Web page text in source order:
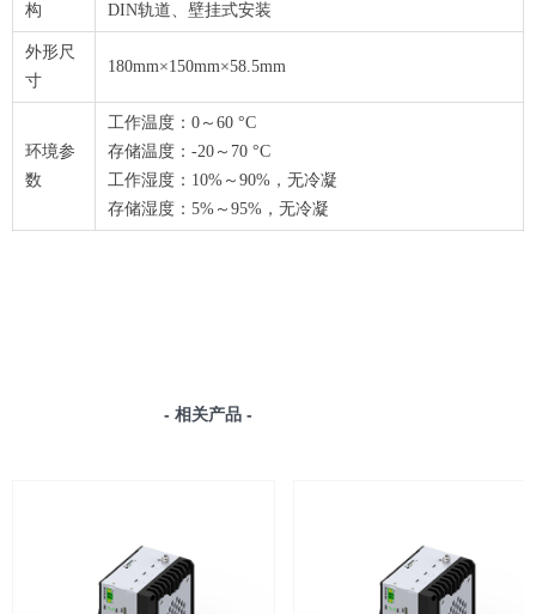
构
DIN轨道、壁挂式安装
外形尺
寸
180mm×150mm×58.5mm
环境参
数
工作温度：0～60 °C
存储温度：-20～70 °C
工作湿度：10%～90%，无冷凝
存储湿度：5%～95%，无冷凝
- 相关产品 -